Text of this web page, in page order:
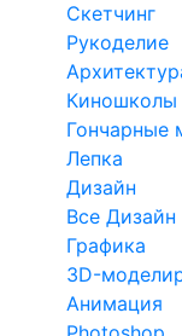
Скетчинг
Рукоделие
Киношколы
Гончарные
Лепка
Дизайн
Все Дизайн
Графика
3D-
Анимация